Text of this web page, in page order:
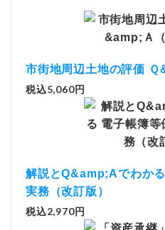
市街地周辺土地の評価 Ｑ
税込5,060円
解説とQ&amp;Aでわか
実務（改訂版）
税込2,970円